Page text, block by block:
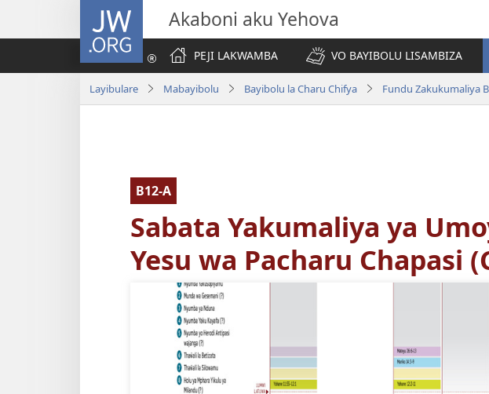
JW.ORG Akaboni aku Yehova
PEJI LAKWAMBA
VO BAYIBOLU LISAMBIZA
Layibulare Mabayibolu Bayibolu la Charu Chifya Fundu Zakukumaliya B
B12-A
Sabata Yakumaliya ya
Yesu wa Pacharu Chapasi